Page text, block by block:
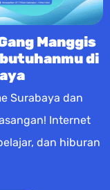
Manggis
di
Surabaya dan
Internet
dan hiburan